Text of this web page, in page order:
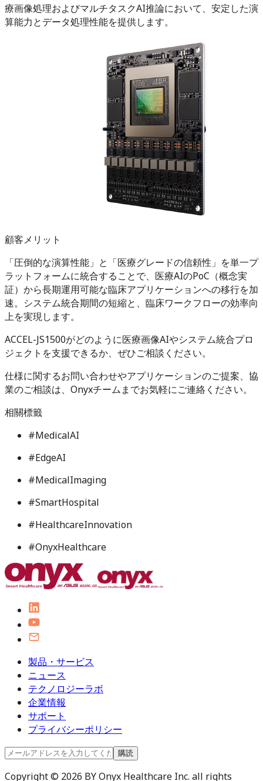
療画像処理およびマルチタスクAI推論において、安定した演
算能力とデータ処理性能を提供します。
顧客メリット
「圧倒的な演算性能」と「医療グレードの信頼性」を単一プ
ラットフォームに統合することで、医療AIのPoC（概念実
証）から長期運用可能な臨床アプリケーションへの移行を加
速。システム統合期間の短縮と、臨床ワークフローの効率向
上を実現します。
ACCEL-JS1500がどのように医療画像AIやシステム統合プロ
ジェクトを支援できるか、ぜひご相談ください。
仕様に関するお問い合わせやアプリケーションのご提案、協
業のご相談は、Onyxチームまでお気軽にご連絡ください。
相關標籤
#MedicalAI
#EdgeAI
#MedicalImaging
#SmartHospital
#HealthcareInnovation
#OnyxHealthcare
製品・サービス
ニュース
テクノロジーラボ
企業情報
サポート
プライバシーポリシー
購読
Copyright © 2026 BY Onyx Healthcare Inc. all rights